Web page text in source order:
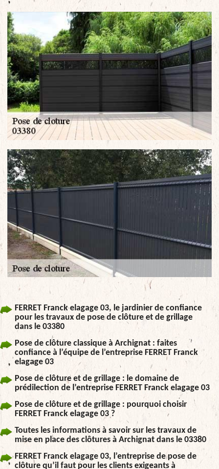
FERRET Franck elagage 03, le jardinier de confiance
pour les travaux de pose de clôture et de grillage
dans le 03380
Pose de clôture classique à Archignat : faites
confiance à l’équipe de l’entreprise FERRET Franck
elagage 03
Pose de clôture et de grillage : le domaine de
prédilection de l’entreprise FERRET Franck elagage 03
Pose de clôture et de grillage : pourquoi choisir
FERRET Franck elagage 03 ?
Toutes les informations à savoir sur les travaux de
mise en place des clôtures à Archignat dans le 03380
FERRET Franck elagage 03, l’entreprise de pose de
clôture qu’il faut pour les clients exigeants à